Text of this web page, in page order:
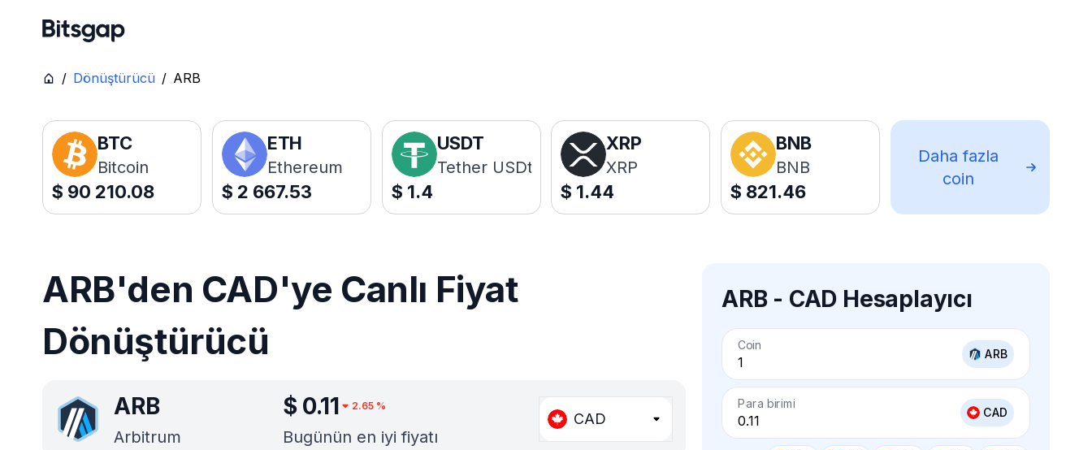
/ Dönüştürücü / ARB
BTC
Bitcoin
$ 90 210.08
ETH
Ethereum
$ 2 667.53
USDT
Tether USDt
$ 1.4
XRP
XRP
$ 1.44
BNB
BNB
$ 821.46
Daha fazla
coin
ARB'den CAD'ye Canlı Fiyat
Dönüştürücü
ARB
Arbitrum
$ 0.11 2.65 %
Bugünün en iyi fiyatı
CAD
ARB - CAD Hesaplayıcı
Coin
ARB
Para birimi
CAD